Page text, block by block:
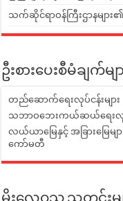
သက်ဆိုင်ရာဝန်ကြီးဌာနများ၏
ဦးစားပေးစီမံချက်မျ
တည်ဆောက်ရေးလုပ်ငန်းများ
သဘာဝဘေးကယ်ဆယ်ရေးလုပ်
လယ်ယာမြေနှင့် အခြားမြေမ
ကော်မတီ